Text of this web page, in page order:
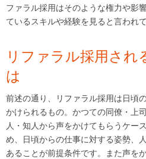
ファラル採用はそのような権力や影
ているスキルや経験を見ると言われて
リファラル採用され
は
前述の通り、リファラル採用は日頃
かけられるもの。かつての同僚・上
人・知人から声をかけてもらうケー
め、日頃からの仕事に対する姿勢、
あることが前提条件です。また声を